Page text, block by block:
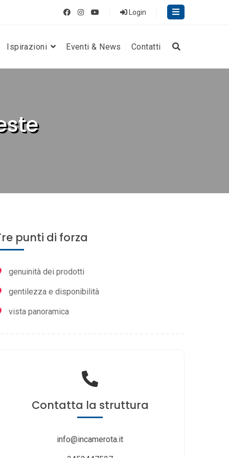
Login
Ispirazioni Eventi & News Contatti
punti di forza
genuinità dei prodotti
gentilezza e disponibilità
vista panoramica
Contatta la struttura
info@incamerota.it